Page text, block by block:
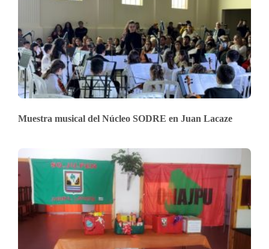
Muestra musical del Núcleo SODRE en Juan Lacaze